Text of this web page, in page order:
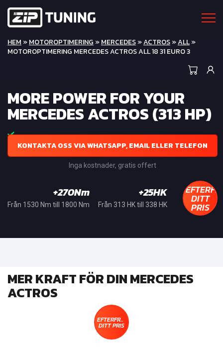
HEM »MOTOROPTIMERING »MERCEDES»ACTROS»ALL»
MOTOROPTIMERING MERCEDES ACTROS ALL 18 31 EURO 3
MORE POWER FOR YOUR
MERCEDES ACTROS (313 HP)
KONTAKTA OSS VIA WHATSAPP, EMAIL ELLER TELEFON
Inga kostnader, gratis offert
+270Nm
Från 1530 Nm till 1800 Nm
+25HK
Från 313 HK till 338 HK DITT
PRIS
MER KRAFT FÖR DIN MERCEDES
ACTROS
EFTERFRÅGA
DITT PRIS